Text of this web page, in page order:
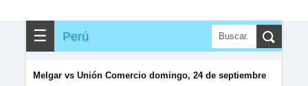
☰ Perú
Melgar vs Unión Comercio domingo, 24 de septiembre